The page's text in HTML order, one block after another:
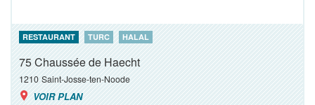
RESTAURANT TURC HALAL
75 Chaussée de Haecht
1210 Saint-Josse-ten-Noode
VOIR PLAN